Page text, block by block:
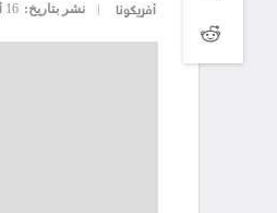
أفريكونا نشر بتاريخ: 16 أكتوبر 2019